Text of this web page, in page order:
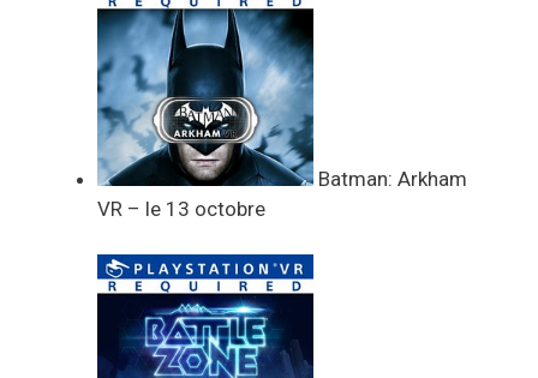
Batman: Arkham
VR – le 13 octobre